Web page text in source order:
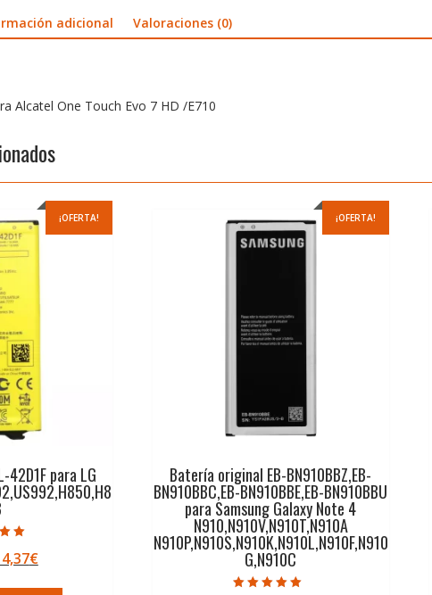
adicional Valoraciones (0)
Alcatel One Touch Evo 7 HD /E710
¡OFERTA!
para LG
€El
¡OFERTA!
Batería original EB-BN910BBZ,EB-
BN910BBC,EB-BN910BBE,EB-BN910BBU
para Samsung Galaxy Note 4
N910,N910V,N910T,N910A
N910P,N910S,N910K,N910L,N910F,N910
G,N910C